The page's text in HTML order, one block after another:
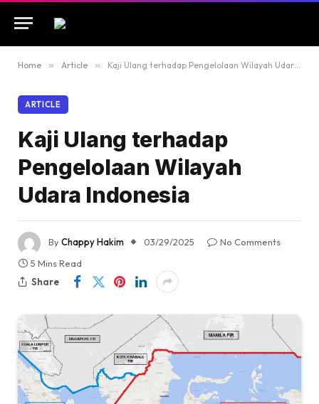
Home » Article » Kaji Ulang terhadap Pengelolaan Wilayah Udara Indonesia
ARTICLE
Kaji Ulang terhadap
Pengelolaan Wilayah
Udara Indonesia
ByChappy Hakim 03/29/2025
No Comments
5 Mins Read
Share